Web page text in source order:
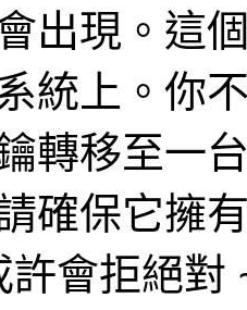
出現。這
統上。你
轉移至一
確保它擁
許會拒絕對